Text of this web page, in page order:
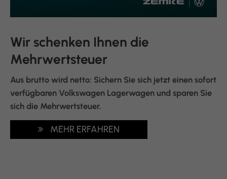
Wir schenken Ihnen die
Mehrwertsteuer
Aus brutto wird netto: Sichern Sie sich jetzt einen sofort
verfügbaren Volkswagen Lagerwagen und sparen Sie
sich die Mehrwertsteuer.
MEHR ERFAHREN